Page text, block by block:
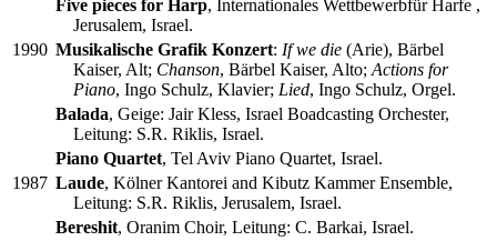
Five pieces for Harp, Internationales Wettbewerbfür Harfe ,
Jerusalem, Israel.
1990 Musikalische Grafik Konzert: If we die (Arie), Bärbel
Kaiser, Alt; Chanson, Bärbel Kaiser, Alto;Actions for
Piano, Ingo Schulz, Klavier; Lied, Ingo Schulz, Orgel.
Balada, Geige: Jair Kless, Israel Boadcasting Orchester,
Leitung: S.R. Riklis, Israel.
Piano Quartet, Tel Aviv Piano Quartet, Israel.
1987 Laude, Kölner Kantorei and Kibutz Kammer Ensemble,
Leitung: S.R. Riklis, Jerusalem, Israel.
Bereshit, Oranim Choir, Leitung: C. Barkai, Israel.